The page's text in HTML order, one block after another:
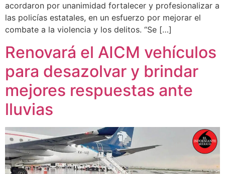
acordaron por unanimidad fortalecer y profesionalizar a
las policías estatales, en un esfuerzo por mejorar el
combate a la violencia y los delitos. “Se […]
Renovará el AICM vehículos
para desazolvar y brindar
mejores respuestas ante
lluvias